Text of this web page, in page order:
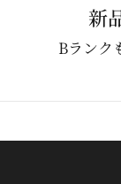
新
Bランク